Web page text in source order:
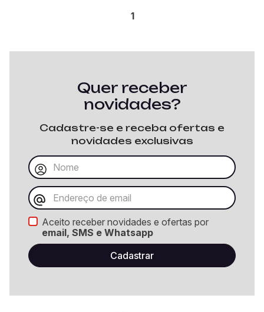
1
Quer receber
novidades?
Cadastre-se e receba ofertas e
novidades exclusivas
Aceito receber novidades e ofertas por
email, SMS e Whatsapp